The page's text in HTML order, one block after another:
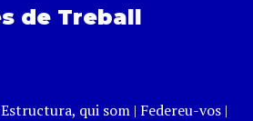
de Treball
Estructura, qui som| Federeu-vos|